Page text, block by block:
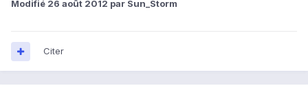
Modifié 26 août 2012 par Sun_Storm
Citer